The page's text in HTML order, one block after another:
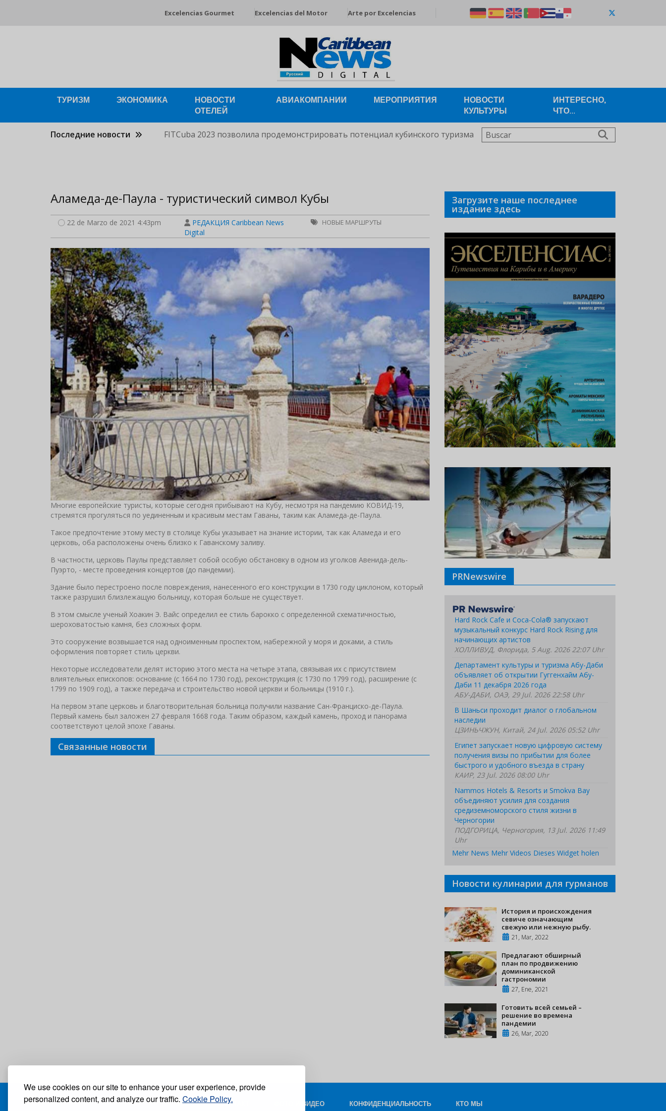
We use cookies on our site to enhance your user experience, provide
personalized content, and analyze our traffic. Cookie Policy.
Excelencias Gourmet Excelencias del Motor Arte por Excelencias
ТУРИЗМ ЭКОНОМИКА
НОВОСТИ
ОТЕЛЕЙ
АВИАКОМПАНИИ МЕРОПРИЯТИЯ
НОВОСТИ
КУЛЬТУРЫ
ИНТЕРЕСНО,
ЧТО...
Последние новости FITCuba 2023 позволила продемонстрировать потенциал кубинского туризма Buscar
Аламеда-де-Паула - туристический символ Кубы
22 de Marzo de 2021 4:43pm
РЕДАКЦИЯ Caribbean News
Digital
НОВЫЕ МАРШРУТЫ
Многие европейские туристы, которые сегодня прибывают на Кубу, несмотря на пандемию КОВИД-19,
стремятся прогуляться по уединенным и красивым местам Гаваны, таким как Аламеда-де-Паула.
Такое предпочтение этому месту в столице Кубы указывает на знание истории, так как Аламеда и его
церковь, оба расположены очень близко к Гаванскому заливу.
В частности, церковь Паулы представляет собой особую обстановку в одном из уголков Авенида-дель-
Пуэрто, - месте проведения концертов (до пандемии).
Здание было перестроено после повреждения, нанесенного его конструкции в 1730 году циклоном, который
также разрушил близлежащую больницу, которая больше не существует.
В этом смысле ученый Хоакин Э. Вайс определил ее стиль барокко с определенной схематичностью,
шероховатостью камня, без сложных форм.
Это сооружение возвышается над одноименным проспектом, набережной у моря и доками, а стиль
оформления повторяет стиль церкви.
Некоторые исследователи делят историю этого места на четыре этапа, связывая их с присутствием
влиятельных епископов: основание (с 1664 по 1730 год), реконструкция (с 1730 по 1799 год), расширение (с
1799 по 1909 год), а также передача и строительство новой церкви и больницы (1910 г.).
На первом этапе церковь и благотворительная больница получили название Сан-Франциско-де-Паула.
Первый камень был заложен 27 февраля 1668 года. Таким образом, каждый камень, проход и панорама
соответствуют целой эпохе Гаваны.
Связанные новости
Загрузите наше последнее
издание здесь
PRNewswire
Hard Rock Cafe и Coca-Cola® запускают
музыкальный конкурс Hard Rock Rising для
начинающих артистов
ХОЛЛИВУД, Флорида, 5 Aug. 2026 22:07 Uhr
Департамент культуры и туризма Абу-Даби
объявляет об открытии Гуггенхайм Абу-
Даби 11 декабря 2026 года
АБУ-ДАБИ, ОАЭ, 29 Jul. 2026 22:58 Uhr
В Шаньси проходит диалог о глобальном
наследии
ЦЗИНЬЧЖУН, Китай, 24 Jul. 2026 05:52 Uhr
Египет запускает новую цифровую систему
получения визы по прибытии для более
быстрого и удобного въезда в страну
КАИР, 23 Jul. 2026 08:00 Uhr
Nammos Hotels & Resorts и Smokva Bay
объединяют усилия для создания
средиземноморского стиля жизни в
Черногории
ПОДГОРИЦА, Черногория, 13 Jul. 2026 11:49
Uhr
Mehr News Mehr Videos Dieses Widget holen
Новости кулинарии для гурманов
История и происхождения
севиче означающим
свежую или нежную рыбу.
21, Mar, 2022
Предлагают обширный
план по продвижению
доминиканской
гастрономии
27, Ene, 2021
Готовить всей семьей –
решение во времена
пандемии
26, Mar, 2020
БЛОГ КОНТАКТ ФОТО И ВИДЕО КОНФИДЕНЦИАЛЬНОСТЬ КТО МЫ